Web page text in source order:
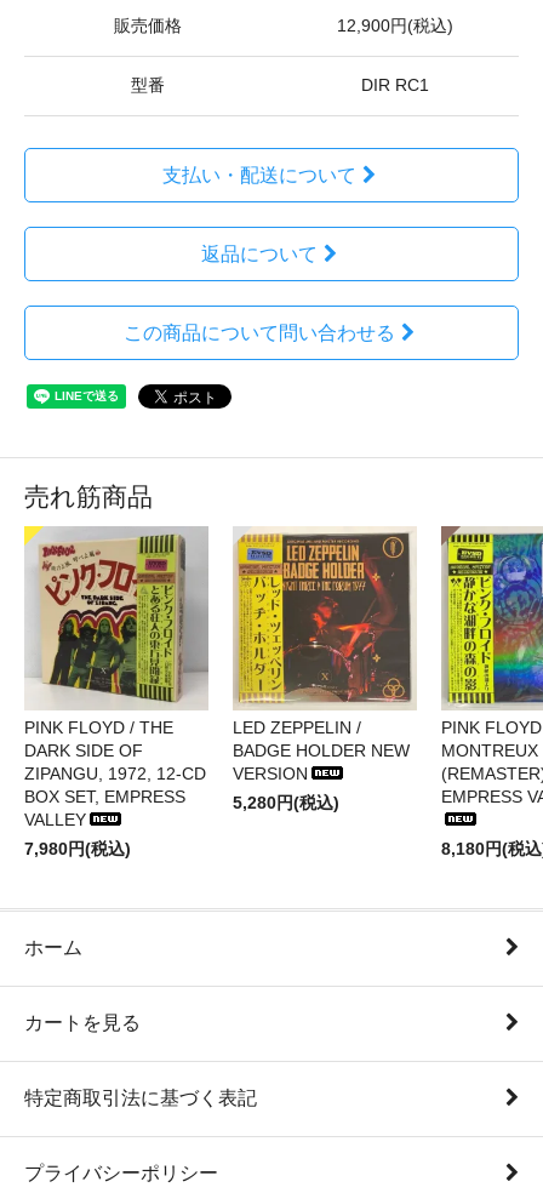
販売価格 12,900円(税込)
型番 DIR RC1
支払い・配送について
返品について
この商品について問い合わせる
売れ筋商品
PINK FLOYD / THE
DARK SIDE OF
ZIPANGU, 1972, 12-CD
BOX SET, EMPRESS
VALLEY
7,980円(税込)
LED ZEPPELIN /
BADGE HOLDER NEW
VERSION
5,280円(税込)
PINK
EMPRESS
8,180円(税
ホーム
カートを見る
特定商取引法に基づく表記
プライバシーポリシー